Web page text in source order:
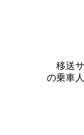
移送サ
の乗車